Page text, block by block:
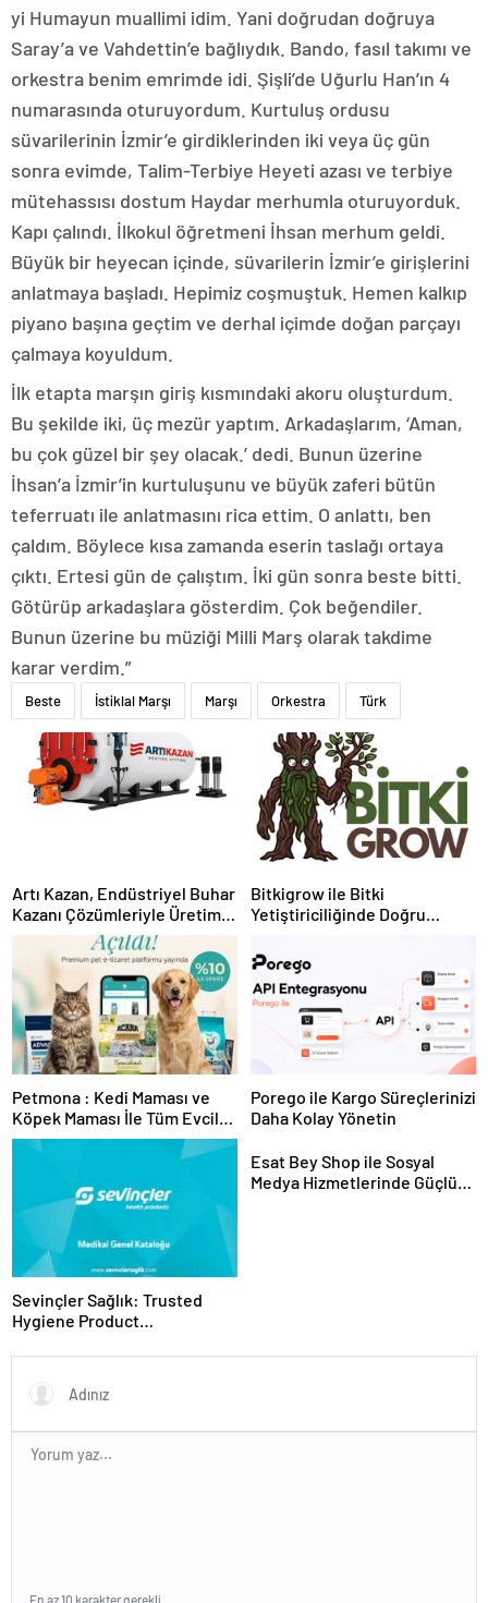
yi Humayun muallimi idim. Yani doğrudan doğruya
Saray’a ve Vahdettin’e bağlıydık. Bando, fasıl takımı ve
orkestra benim emrimde idi. Şişli’de Uğurlu Han’ın 4
numarasında oturuyordum. Kurtuluş ordusu
süvarilerinin İzmir’e girdiklerinden iki veya üç gün
sonra evimde, Talim-Terbiye Heyeti azası ve terbiye
mütehassısı dostum Haydar merhumla oturuyorduk.
Kapı çalındı. İlkokul öğretmeni İhsan merhum geldi.
Büyük bir heyecan içinde, süvarilerin İzmir’e girişlerini
anlatmaya başladı. Hepimiz coşmuştuk. Hemen kalkıp
piyano başına geçtim ve derhal içimde doğan parçayı
çalmaya koyuldum.
İlk etapta marşın giriş kısmındaki akoru oluşturdum.
Bu şekilde iki, üç mezür yaptım. Arkadaşlarım, ‘Aman,
bu çok güzel bir şey olacak.’ dedi. Bunun üzerine
İhsan’a İzmir’in kurtuluşunu ve büyük zaferi bütün
teferruatı ile anlatmasını rica ettim. O anlattı, ben
çaldım. Böylece kısa zamanda eserin taslağı ortaya
çıktı. Ertesi gün de çalıştım. İki gün sonra beste bitti.
Götürüp arkadaşlara gösterdim. Çok beğendiler.
Bunun üzerine bu müziği Milli Marş olarak takdime
karar verdim.”
Beste İstiklal Marşı Marşı Orkestra Türk
Artı Kazan, Endüstriyel Buhar
Kazanı Çözümleriyle Üretim
Tesislerine Verimli Sistemler
Sunuyor
Bitkigrow ile Bitki
Yetiştiriciliğinde Doğru
Petmona : Kedi Maması ve
Köpek Maması İle Tüm Evcil
Hayvan Ürünleri
Porego ile Kargo Süreçlerinizi
Daha Kolay Yönetin
Sevinçler Sağlık: Trusted
Hygiene Product
Esat Bey Shop ile Sosyal
Medya Hizmetlerinde Güçlü
En az 10 karakter gerekli